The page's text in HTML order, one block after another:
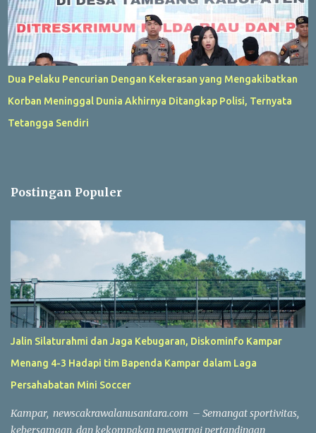
Dua Pelaku Pencurian Dengan Kekerasan yang Mengakibatkan
Korban Meninggal Dunia Akhirnya Ditangkap Polisi, Ternyata
Tetangga Sendiri
Postingan Populer
Jalin Silaturahmi dan Jaga Kebugaran, Diskominfo Kampar
Menang 4-3 Hadapi tim Bapenda Kampar dalam Laga
Persahabatan Mini Soccer
Kampar, newscakrawalanusantara.com – Semangat sportivitas,
kebersamaan, dan kekompakan mewarnai pertandingan